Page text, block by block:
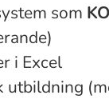
som
i Excel
utbildning